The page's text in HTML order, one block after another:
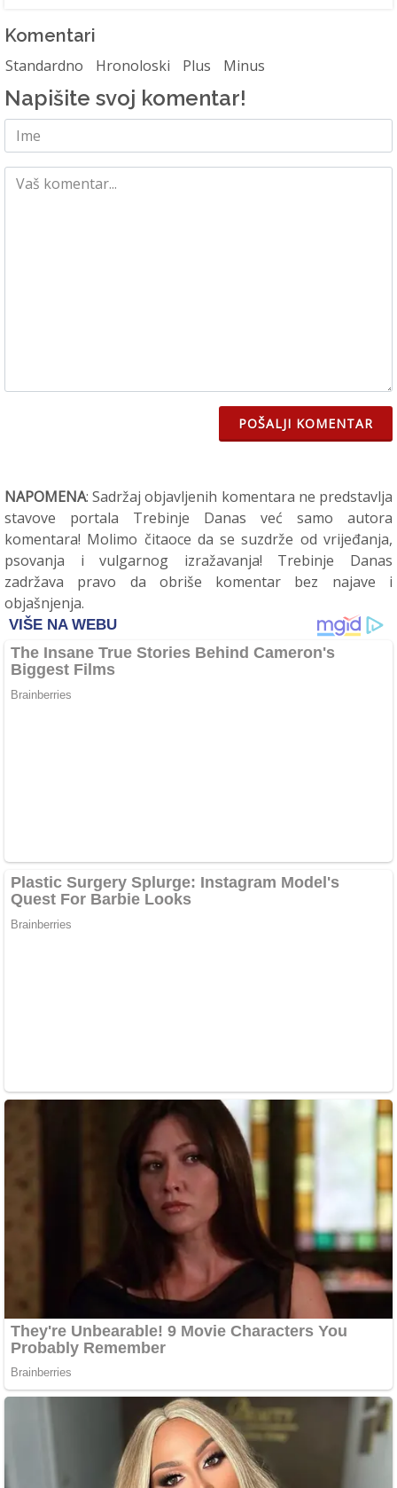
Komentari
Standardno Hronoloski Plus Minus
Napišite svoj komentar!
POŠALJI KOMENTAR
NAPOMENA: Sadržaj objavljenih komentara ne predstavlja
stavove portala Trebinje Danas već samo autora
komentara! Molimo čitaoce da se suzdrže od vrijeđanja,
psovanja i vulgarnog izražavanja! Trebinje Danas
zadržava pravo da obriše komentar bez najave i
objašnjenja.